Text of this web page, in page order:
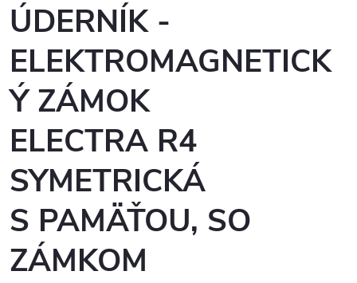
ÚDERNÍK -
ELEKTROMAGNETICK
Ý ZÁMOK
ELECTRA R4
SYMETRICKÁ
S PAMÄŤOU, SO
ZÁMKOM